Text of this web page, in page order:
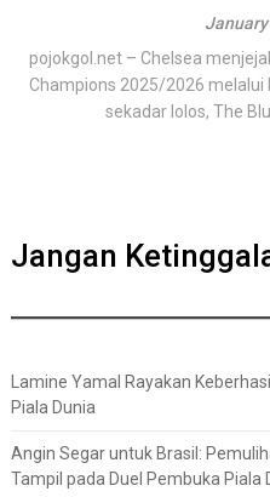
pojokgol.net – Chelsea
Champions 2025/2026 melalui
sekadar lolos, The
Jangan
Lamine Yamal Rayakan
Piala Dunia
Angin Segar untuk Brasil:
Tampil pada Duel Pembuka Piala